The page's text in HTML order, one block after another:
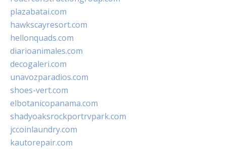
plazabatai.com
hawkscayresort.com
hellonquads.com
diarioanimales.com
decogaleri.com
unavozparadios.com
shoes-vert.com
elbotanicopanama.com
shadyoaksrockportrvpark.com
jccoinlaundry.com
kautorepair.com